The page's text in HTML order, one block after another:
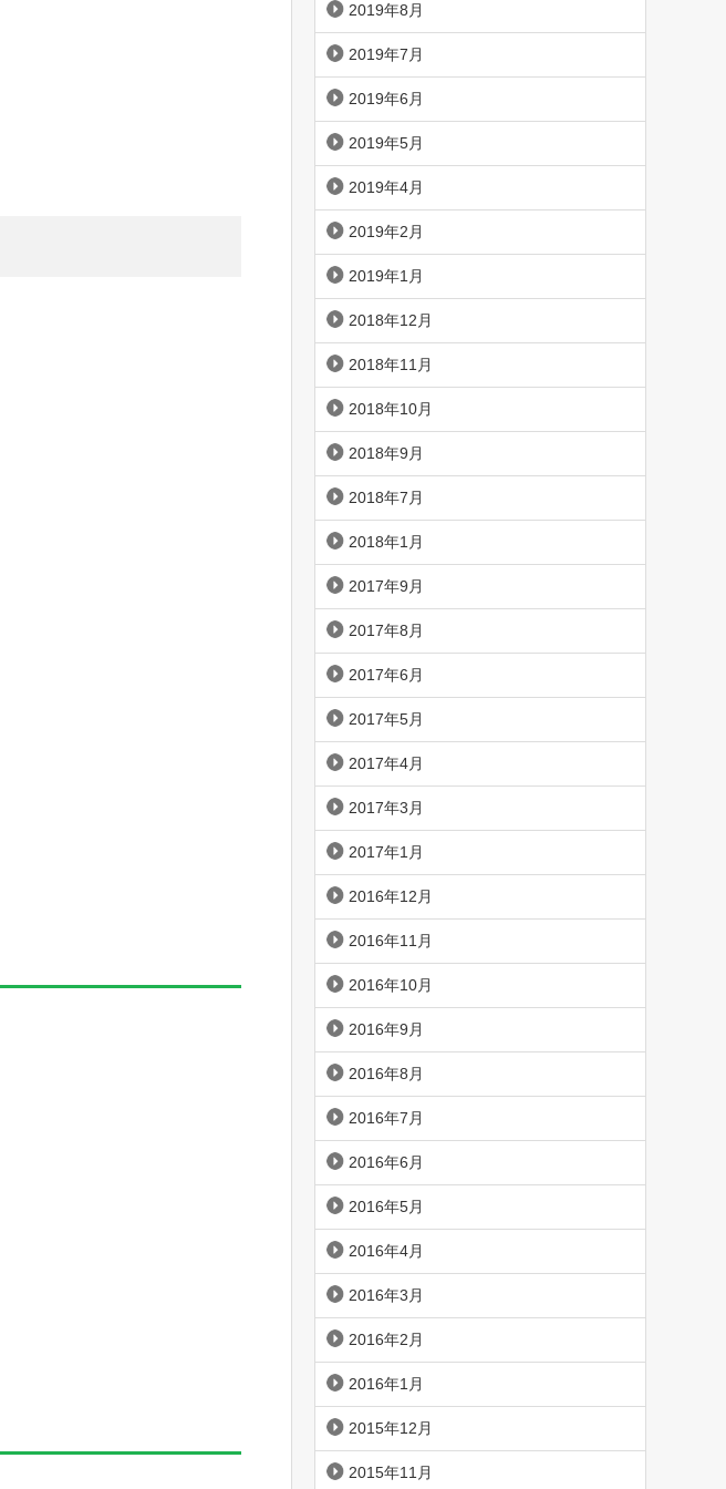
2019年8月
2019年7月
2019年6月
2019年5月
2019年4月
2019年2月
2019年1月
2018年12月
2018年11月
2018年10月
2018年9月
2018年7月
2018年1月
2017年9月
2017年8月
2017年6月
2017年5月
2017年4月
2017年3月
2017年1月
2016年12月
2016年11月
2016年10月
2016年9月
2016年8月
2016年7月
2016年6月
2016年5月
2016年4月
2016年3月
2016年2月
2016年1月
2015年12月
2015年11月